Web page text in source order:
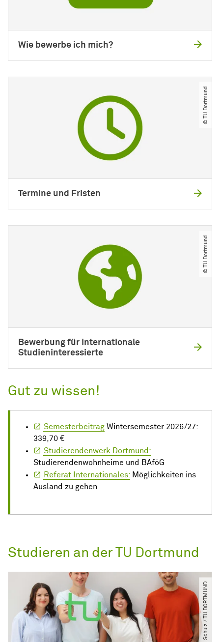
Wie bewerbe ich mich?
© TU Dortmund
Termine und Fristen
© TU Dortmund
Bewerbung für internationale
Studieninteressierte
Gut zu wissen!
Semesterbeitrag Wintersemester 2026/27:
339,70 €
Studierendenwerk Dortmund:
Studierendenwohnheime und BAföG
Referat Internationales: Möglichkeiten ins
Ausland zu gehen
Studieren an der TU Dortmund
© C. Schulz ​/​ TU DORTMUND